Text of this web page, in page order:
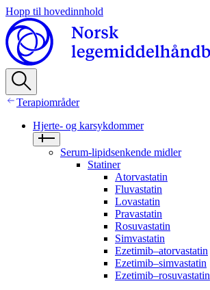
Hopp til hovedinnhold
Terapiområder
Hjerte- og karsykdommer
Serum-lipidsenkende midler
Statiner
Atorvastatin
Fluvastatin
Lovastatin
Pravastatin
Rosuvastatin
Simvastatin
Ezetimib–atorvastatin
Ezetimib–simvastatin
Ezetimib–rosuvastatin